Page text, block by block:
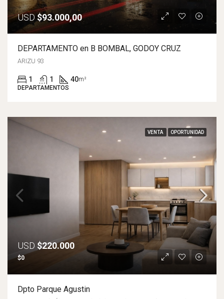
USD$93.000,00
DEPARTAMENTO en B BOMBAL, GODOY CRUZ
ARIZU 93
1 1 40m²
DEPARTAMENTOS
VENTA OPORTUNIDAD
USD $220.000
$0
Dpto Parque Agustin